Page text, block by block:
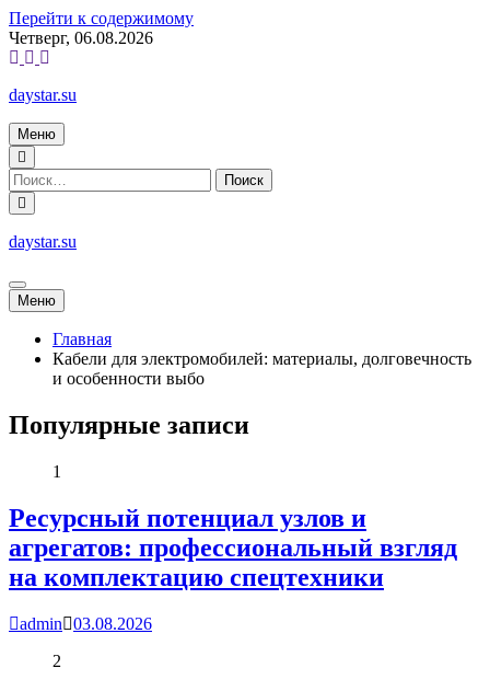
Перейти к содержимому
Четверг, 06.08.2026
daystar.su
Меню
daystar.su
Меню
Главная
Кабели для электромобилей: материалы, долговечность
и особенности выбо
Популярные записи
1
Ресурсный потенциал узлов и
агрегатов: профессиональный взгляд
на комплектацию спецтехники
admin
03.08.2026
2